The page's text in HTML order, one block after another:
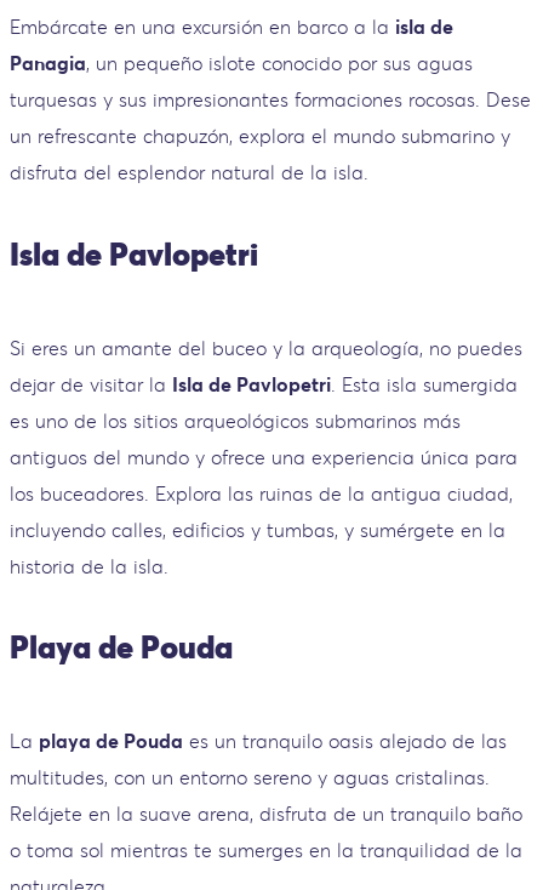
Embárcate en una excursión en barco a la isla de
Panagia, un pequeño islote conocido por sus aguas
turquesas y sus impresionantes formaciones rocosas. Dese
un refrescante chapuzón, explora el mundo submarino y
disfruta del esplendor natural de la isla.
Isla de Pavlopetri
Si eres un amante del buceo y la arqueología, no puedes
dejar de visitar la Isla de Pavlopetri . Esta isla sumergida
es uno de los sitios arqueológicos submarinos más
antiguos del mundo y ofrece una experiencia única para
los buceadores. Explora las ruinas de la antigua ciudad,
incluyendo calles, edificios y tumbas, y sumérgete en la
historia de la isla.
Playa de Pouda
La playa de Pouda es un tranquilo oasis alejado de las
multitudes, con un entorno sereno y aguas cristalinas.
Relájete en la suave arena, disfruta de un tranquilo baño
o toma sol mientras te sumerges en la tranquilidad de la